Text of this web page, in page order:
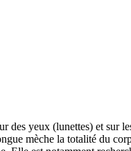
yeux (lunettes) et sur
mèche la totalité du